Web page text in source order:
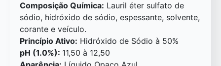
Composição Química: Lauril éter sulfato de
sódio, hidróxido de sódio, espessante, solvente,
corante e veículo.
Princípio Ativo: Hidróxido de Sódio à 50%
pH (1.0%): 11,50 à 12,50